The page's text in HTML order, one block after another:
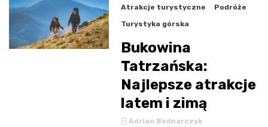
Atrakcje turystyczne
Podróże
Turystyka górska
Bukowina
Tatrzańska:
Najlepsze atrakcje
latem i zimą
Adrian Bednarczyk